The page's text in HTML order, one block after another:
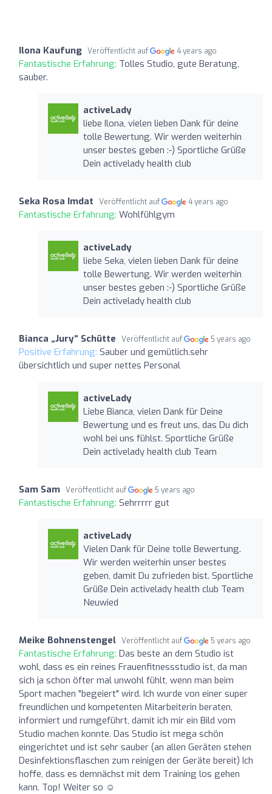
Ilona Kaufung Veröffentlicht auf 4 years ago
Fantastische Erfahrung: Tolles Studio, gute Beratung,
sauber.
activeLady
liebe Ilona, vielen lieben Dank für deine
tolle Bewertung. Wir werden weiterhin
unser bestes geben :-) Sportliche Grüße
Dein activelady health club
Seka Rosa Imdat Veröffentlicht auf 4 years ago
Fantastische Erfahrung: Wohlfühlgym
activeLady
liebe Seka, vielen lieben Dank für deine
tolle Bewertung. Wir werden weiterhin
unser bestes geben :-) Sportliche Grüße
Dein activelady health club
Bianca „Jury“ Schütte Veröffentlicht auf 5 years ago
Positive Erfahrung: Sauber und gemütlich.sehr
übersichtlich und super nettes Personal
activeLady
Liebe Bianca, vielen Dank für Deine
Bewertung und es freut uns, das Du dich
wohl bei uns fühlst. Sportliche Grüße
Dein activelady health club Team
Sam Sam Veröffentlicht auf 5 years ago
Fantastische Erfahrung: Sehrrrrr gut
activeLady
Vielen Dank für Deine tolle Bewertung.
Wir werden weiterhin unser bestes
geben, damit Du zufrieden bist. Sportliche
Grüße Dein activelady health club Team
Neuwied
Meike Bohnenstengel Veröffentlicht auf 5 years ago
Fantastische Erfahrung: Das beste an dem Studio ist
wohl, dass es ein reines Frauenfitnessstudio ist, da man
sich ja schon öfter mal unwohl fühlt, wenn man beim
Sport machen "begeiert" wird. Ich wurde von einer super
freundlichen und kompetenten Mitarbeiterin beraten,
informiert und rumgeführt, damit ich mir ein Bild vom
Studio machen konnte. Das Studio ist mega schön
eingerichtet und ist sehr sauber (an allen Geräten stehen
Desinfektionsflaschen zum reinigen der Geräte bereit) Ich
hoffe, dass es demnächst mit dem Training los gehen
kann. Top! Weiter so ☺